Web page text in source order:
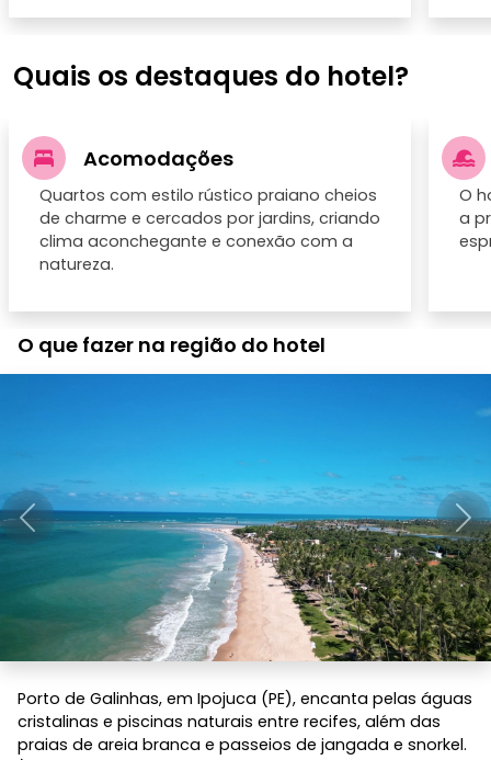
Quais os destaques do hotel?
Acomodações
Quartos com estilo rústico praiano cheios
de charme e cercados por jardins, criando
clima aconchegante e conexão com a
natureza.
O
a
O que fazer na região do hotel
Anterior
Porto de Galinhas, em Ipojuca (PE), encanta pelas águas
cristalinas e piscinas naturais entre recifes, além das
praias de areia branca e passeios de jangada e snorkel.